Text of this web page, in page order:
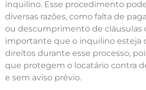
inquilino. Esse procedimento
diversas razões, como falta de
ou descumprimento de cláusulas
importante que o inquilino esteja
direitos durante esse processo,
que protegem o locatário contra
e sem aviso prévio.